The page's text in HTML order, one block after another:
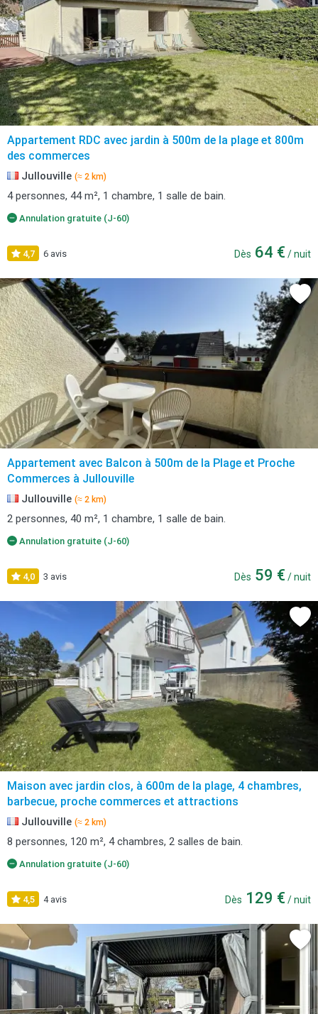
Appartement RDC avec jardin à 500m de la plage et 800m
des commerces
Jullouville (≈ 2 km)
4 personnes, 44 m², 1 chambre, 1 salle de bain.
Annulation gratuite (J-60)
4,7 6 avis Dès 64 € / nuit
Appartement avec Balcon à 500m de la Plage et Proche
Commerces à Jullouville
Jullouville (≈ 2 km)
2 personnes, 40 m², 1 chambre, 1 salle de bain.
Annulation gratuite (J-60)
4,0 3 avis Dès 59 € / nuit
Maison avec jardin clos, à 600m de la plage, 4 chambres,
barbecue, proche commerces et attractions
Jullouville (≈ 2 km)
8 personnes, 120 m², 4 chambres, 2 salles de bain.
Annulation gratuite (J-60)
4,5 4 avis Dès 129 € / nuit